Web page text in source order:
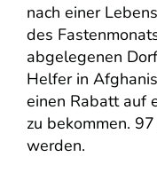
nach einer
des
abgelegenen
Helfer in
einen Rabatt auf
zu bekommen.
werden.